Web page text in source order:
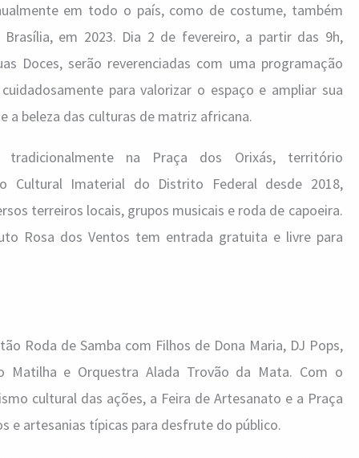
em todo o país, como de costume, também
em 2023. Dia 2 de fevereiro, a partir das 9h,
Doces, serão reverenciadas com uma programação
para valorizar o espaço e ampliar sua
a beleza das culturas de matriz africana.
tradicionalmente na Praça dos Orixás, território
Cultural Imaterial do Distrito Federal desde 2018,
terreiros locais, grupos musicais e roda de capoeira.
Rosa dos Ventos tem entrada gratuita e livre para
Roda de Samba com Filhos de Dona Maria, DJ Pops,
Matilha e Orquestra Alada Trovão da Mata. Com o
cultural das ações, a Feira de Artesanato e a Praça
e artesanias típicas para desfrute do público.